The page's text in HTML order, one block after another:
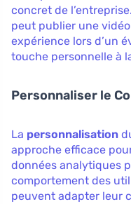
concret de
peut publier une
expérience lors d’un
touche personnelle à
Personnaliser le
La personnalisation
approche efficace
données analytiques
comportement des
peuvent adapter leur